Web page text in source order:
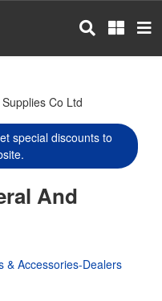
Co Ltd
special discounts to
And
& Accessories-Dealers